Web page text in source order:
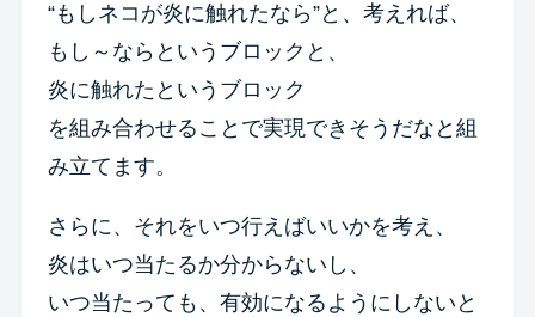
“もしネコが炎に触れたなら”と、考えれば、
もし～ならというブロックと、
炎に触れたというブロック
を組み合わせることで実現できそうだなと組
み立てます。
さらに、それをいつ行えばいいかを考え、
炎はいつ当たるか分からないし、
いつ当たっても、有効になるようにしないと